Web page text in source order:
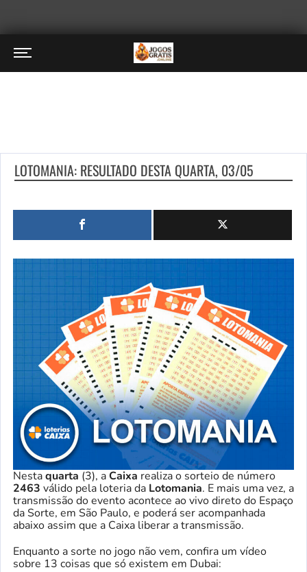
LOTOMANIA: RESULTADO DESTA QUARTA, 03/05
Nestaquarta (3), aCaixa realiza o sorteio de número
2463 válido pela loteria da Lotomania. E mais uma vez, a
transmissão do evento acontece ao vivo direto do Espaço
da Sorte, em São Paulo, e poderá ser acompanhada
abaixo assim que a Caixa liberar a transmissão.
Enquanto a sorte no jogo não vem, confira um vídeo
sobre 13 coisas que só existem em Dubai: